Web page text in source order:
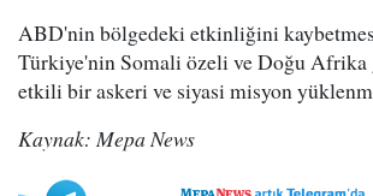
ABD'nin bölgedeki etkinliğini
Türkiye'nin Somali özeli ve Doğu Afrika
etkili bir askeri ve siyasi misyon
Kaynak: Mepa News